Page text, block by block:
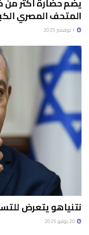
المتحف المصري
نتنياهو يتعرض